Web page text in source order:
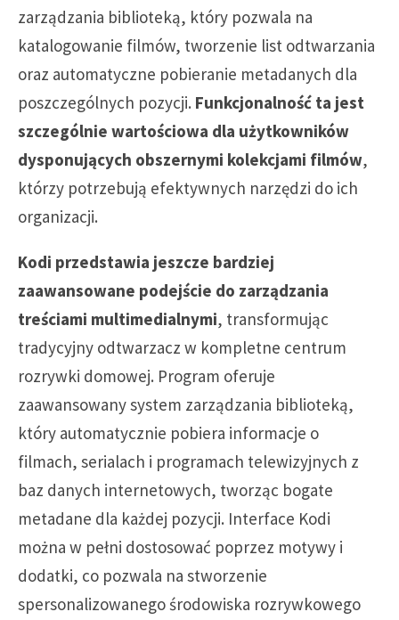
zarządzania biblioteką, który pozwala na
katalogowanie filmów, tworzenie list odtwarzania
oraz automatyczne pobieranie metadanych dla
poszczególnych pozycji. Funkcjonalność ta jest
szczególnie wartościowa dla użytkowników
dysponujących obszernymi kolekcjami filmów,
którzy potrzebują efektywnych narzędzi do ich
organizacji.
Kodi przedstawia jeszcze bardziej
zaawansowane podejście do zarządzania
treściami multimedialnymi, transformując
tradycyjny odtwarzacz w kompletne centrum
rozrywki domowej. Program oferuje
zaawansowany system zarządzania biblioteką,
który automatycznie pobiera informacje o
filmach, serialach i programach telewizyjnych z
baz danych internetowych, tworząc bogate
metadane dla każdej pozycji. Interface Kodi
można w pełni dostosować poprzez motywy i
dodatki, co pozwala na stworzenie
spersonalizowanego środowiska rozrywkowego